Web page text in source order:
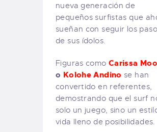
nueva generación de
pequeños surfistas que
sueñan con seguir los
de sus ídolos.
Figuras como Carissa
o Kolohe Andino se han
convertido en referentes,
demostrando que el surf
solo un juego, sino un
vida lleno de posibilidades.